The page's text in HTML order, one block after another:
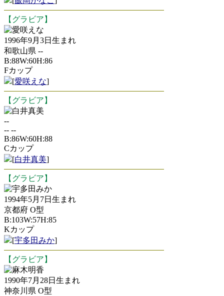
【グラビア】
愛咲えな
1996年9月3日生まれ
和歌山県 --
B:88W:60H:86
Fカップ
[愛咲えな]
【グラビア】
白井真美
--
-- --
B:86W:60H:88
Cカップ
[白井真美]
【グラビア】
宇多田みか
1994年5月7日生まれ
京都府 O型
B:103W:57H:85
Kカップ
[宇多田みか]
【グラビア】
麻木明香
1990年7月28日生まれ
神奈川県 O型